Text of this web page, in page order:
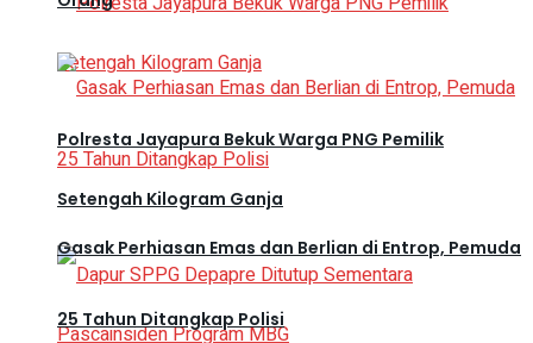
Polresta Jayapura Bekuk Warga PNG Pemilik
Setengah Kilogram Ganja
Gasak Perhiasan Emas dan Berlian di Entrop, Pemuda
25 Tahun Ditangkap Polisi